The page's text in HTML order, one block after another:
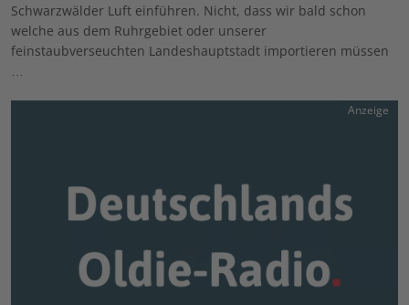
Schwarzwälder Luft einführen. Nicht, dass wir bald schon
welche aus dem Ruhrgebiet oder unserer
feinstaubverseuchten Landeshauptstadt importieren müssen
…
Anzeige